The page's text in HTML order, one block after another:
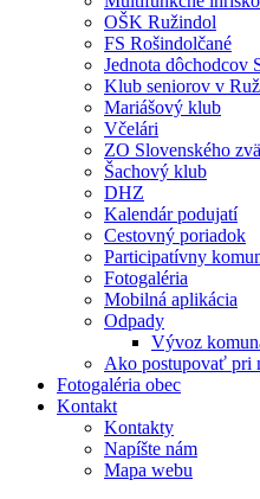
OŠK Ružindol
FS Rošindolčané
Jednota dôchodcov
Klub seniorov v
Mariášový klub
Včelári
ZO Slovenského
Šachový klub
DHZ
Kalendár podujatí
Cestovný poriadok
Participatívny
Fotogaléria
Mobilná aplikácia
Odpady
Vývoz
Ako postupovať pri
Fotogaléria obec
Kontakt
Kontakty
Napíšte nám
Mapa webu